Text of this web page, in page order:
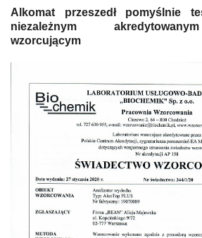
Alkomat przeszedł pomyślnie
niezależnym
wzorcującym